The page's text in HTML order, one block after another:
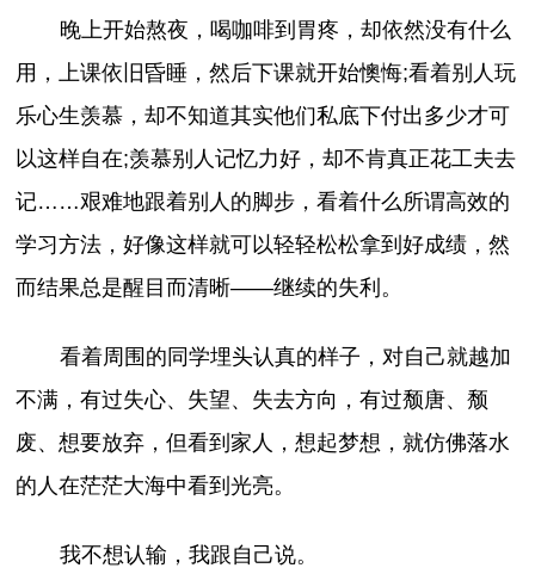
晚上开始熬夜，喝咖啡到胃疼，却依然没有什么
用，上课依旧昏睡，然后下课就开始懊悔;看着别人玩
乐心生羡慕，却不知道其实他们私底下付出多少才可
以这样自在;羡慕别人记忆力好，却不肯真正花工夫去
记……艰难地跟着别人的脚步，看着什么所谓高效的
学习方法，好像这样就可以轻轻松松拿到好成绩，然
而结果总是醒目而清晰——继续的失利。
看着周围的同学埋头认真的样子，对自己就越加
不满，有过失心、失望、失去方向，有过颓唐、颓
废、想要放弃，但看到家人，想起梦想，就仿佛落水
的人在茫茫大海中看到光亮。
我不想认输，我跟自己说。